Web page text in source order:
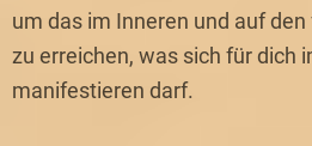
um das im Inneren und auf
zu erreichen, was sich für dich
manifestieren darf.